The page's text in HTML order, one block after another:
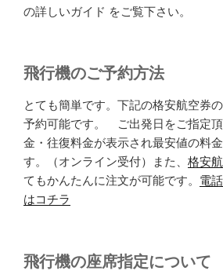
の詳しいガイド をご覧下さい。
飛行機のご予約方法
とても簡単です。下記の格安航空券
予約可能です。 ご出発日をご指定
金・往復料金が表示され最安値の料
す。（オンライン受付）また、 格安
てもかんたんに注文が可能です。 電
はコチラ
飛行機の座席指定について